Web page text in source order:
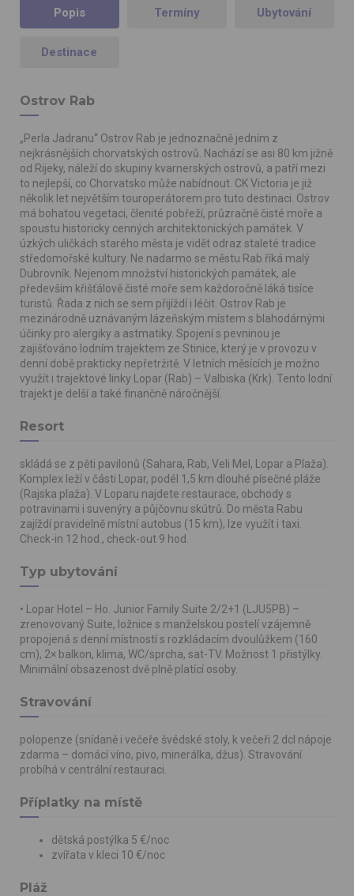
Popis Termíny Ubytování
Destinace
Ostrov Rab
„Perla Jadranu“ Ostrov Rab je jednoznačně jedním z
nejkrásnějších chorvatských ostrovů. Nachází se asi 80 km jižně
od Rijeky, náleží do skupiny kvarnerských ostrovů, a patří mezi
to nejlepší, co Chorvatsko může nabídnout. CK Victoria je již
několik let největším touroperátorem pro tuto destinaci. Ostrov
má bohatou vegetaci, členité pobřeží, průzračně čisté moře a
spoustu historicky cenných architektonických památek. V
úzkých uličkách starého města je vidět odraz staleté tradice
středomořské kultury. Ne nadarmo se městu Rab říká malý
Dubrovník. Nejenom množství historických památek, ale
především křišťálově čisté moře sem každoročně láká tisíce
turistů. Řada z nich se sem přijíždí i léčit. Ostrov Rab je
mezinárodně uznávaným lázeňským místem s blahodárnými
účinky pro alergiky a astmatiky. Spojení s pevninou je
zajišťováno lodním trajektem ze Stinice, který je v provozu v
denní době prakticky nepřetržitě. V letních měsících je možno
využít i trajektové linky Lopar (Rab) – Valbiska (Krk). Tento lodní
trajekt je delší a také finančně náročnější.
Resort
skládá se z pěti pavilonů (Sahara, Rab, Veli Mel, Lopar a Plaža).
Komplex leží v části Lopar, podél 1,5 km dlouhé písečné pláže
(Rajska plaža). V Loparu najdete restaurace, obchody s
potravinami i suvenýry a půjčovnu skútrů. Do města Rabu
zajíždí pravidelně místní autobus (15 km), lze využít i taxi.
Check-in 12 hod., check-out 9 hod.
Typ ubytování
• Lopar Hotel – Ho. Junior Family Suite 2/2+1 (LJU5PB) –
zrenovovaný Suite, ložnice s manželskou postelí vzájemně
propojená s denní místností s rozkládacím dvoulůžkem (160
cm), 2× balkon, klima, WC/sprcha, sat-TV. Možnost 1 přistýlky.
Minimální obsazenost dvě plně platící osoby.
Stravování
polopenze (snídaně i večeře švédské stoly, k večeři 2 dcl nápoje
zdarma – domácí víno, pivo, minerálka, džus). Stravování
probíhá v centrální restauraci.
Příplatky na místě
dětská postýlka 5 €/noc
zvířata v kleci 10 €/noc
Pláž